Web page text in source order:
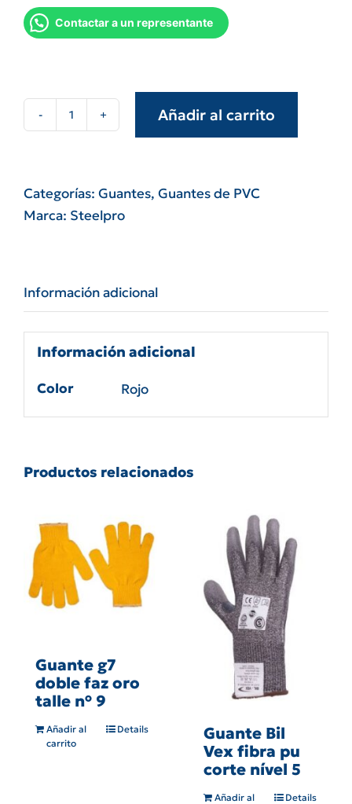
Contactar a un representante
Par
PVC
rojo
dorso
cantidad
Añadir al carrito
Categorías: Guantes, Guantes de PVC
Marca: Steelpro
Información adicional
Información adicional
Color Rojo
Productos relacionados
Guante g7
doble faz oro
talle n° 9
Añadir al
carrito
Details
Guante Bil
Vex fibra pu
corte nível 5
Añadir al
Details